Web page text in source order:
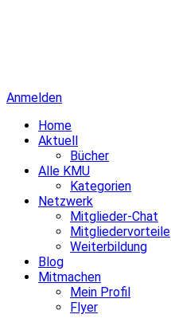
Anmelden
Home
Aktuell
Bücher
Alle KMU
Kategorien
Netzwerk
Mitglieder-Chat
Mitgliedervorteile
Weiterbildung
Blog
Mitmachen
Mein Profil
Flyer